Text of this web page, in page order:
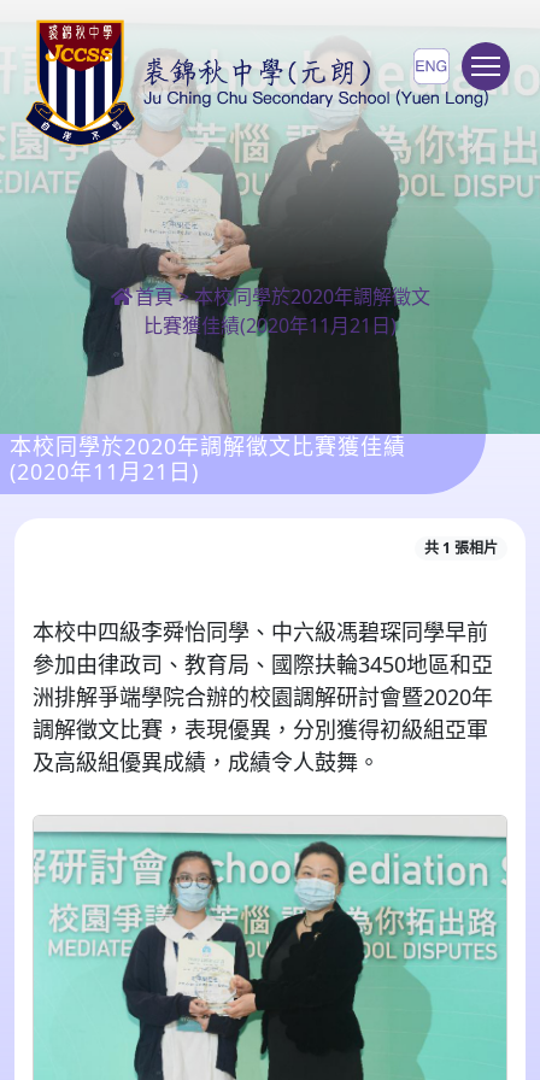
首頁>本校同學於2020年調解徵文
比賽獲佳績(2020年11月21日)
本校同學於2020年調解徵文比賽獲佳績
(2020年11月21日)
共 1 張相片
本校中四級李舜怡同學、中六級馮碧琛同學早前
參加由律政司、教育局、國際扶輪3450地區和亞
洲排解爭端學院合辦的校園調解研討會暨2020年
調解徵文比賽，表現優異，分別獲得初級組亞軍
及高級組優異成績，成績令人鼓舞。